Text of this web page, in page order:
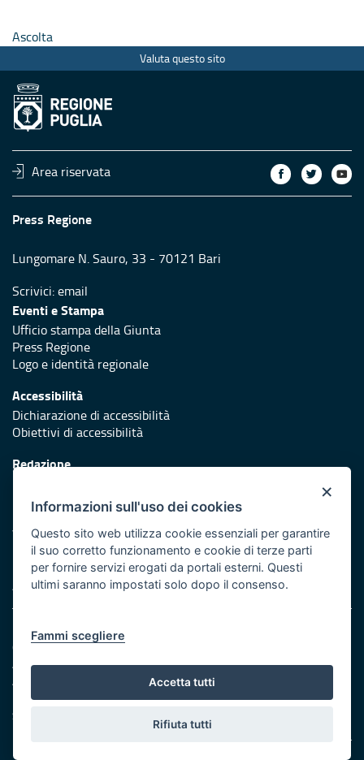
Ascolta
Valuta questo sito
Area riservata
Press Regione
Lungomare N. Sauro, 33 - 70121 Bari
Scrivici:email
Eventi e Stampa
Ufficio stampa della Giunta
Press Regione
Logo e identità regionale
Accessibilità
Dichiarazione di accessibilità
Obiettivi di accessibilità
Redazione
Protezione civile
Vai al sito di Protezione Civile Puglia
Iniziativa finanziata con risorse del POR Puglia 2014/2020 -
Asse XI
Note legali
Cookie e privacy
Amministrazione trasparente
Atti di notifica
Feed RSS
Servizi Intranet
×
Informazioni sull'uso dei cookies
Questo sito web utilizza cookie essenziali per garantire
il suo corretto funzionamento e cookie di terze parti
per fornire servizi erogati da portali esterni. Questi
ultimi saranno impostati solo dopo il consenso.
Fammi scegliere
Accetta tutti
Rifiuta tutti